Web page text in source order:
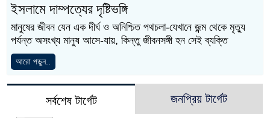
ইসলামে দাম্পত্যের দৃষ্টিভঙ্গি
মানুষের জীবন যেন এক দীর্ঘ ও অনিশ্চিত পথচলা-যেখানে জন্ম থেকে মৃত্যু
পর্যন্ত অসংখ্য মানুষ আসে-যায়, কিন্তু জীবনসঙ্গী হন সেই ব্যক্তি
আরো পড়ুন..
সর্বশেষ টার্গেট জনপ্রিয় টার্গেট